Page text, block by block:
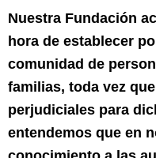
Nuestra Fundación
hora de establecer
comunidad de
familias, toda vez
perjudiciales para
entendemos que en